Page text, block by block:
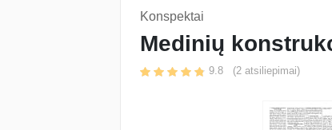
Konspektai
Medinių
9.8 (2 atsiliepimai)